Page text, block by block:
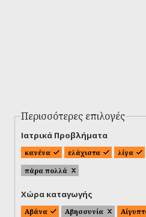
Περισσότερες επιλογές
Ιατρικά Προβλήματα
κανένα ελάχιστα λίγα
πάρα πολλά
Χώρα καταγωγής
Αβάνα Αβησσυνία